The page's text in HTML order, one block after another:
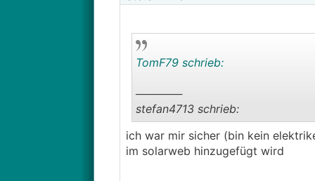
TomF79 schrieb:
──────
stefan4713 schrieb:
wir planen die erweiterung zum
auf den gen24 angeschlossen
ich war mir sicher (bin kein
im solarweb hinzugefügt wird